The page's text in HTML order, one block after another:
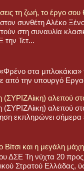
τη ζωή, το έργο σου
συνθέτη Αλέκο
στη συναυλία
την Τετ...
στα μπλοκάκια»
από την υπουργό
(ΣΥΡΙΖΑίικη) αλεπού
(ΣΥΡΙΖΑίικη) αλεπού
εκπληρώνει σήμερα
Βίτσι και η μεγάλη
ΔΣΕ Τη νύχτα 20 προς
Στρατού Ελλάδας,